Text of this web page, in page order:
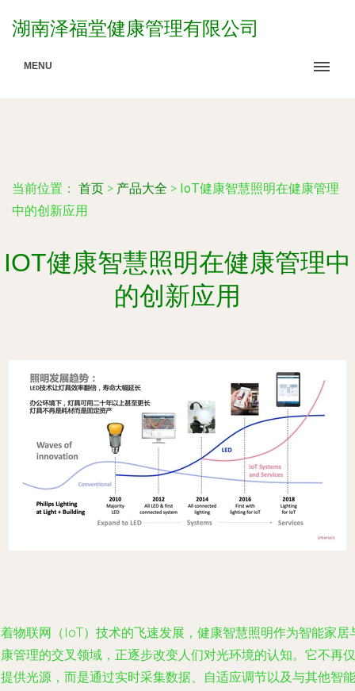
湖南泽福堂健康管理有限公司
MENU
当前位置： 首页 > 产品大全 > IoT健康智慧照明在健康管理
中的创新应用
IOT健康智慧照明在健康管理中
的创新应用
物联网（IoT）技术的飞速发展，健康智慧照明作为智能家居
管理的交叉领域，正逐步改变人们对光环境的认知。它不再仅
供光源，而是通过实时采集数据、自适应调节以及与其他智能